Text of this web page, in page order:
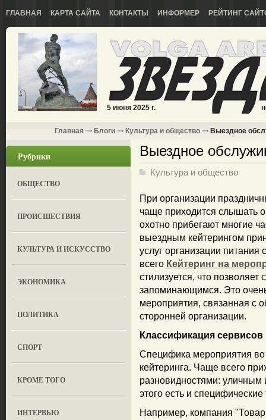
ГЛАВНАЯ КАРТА САЙТА КОНТАКТЫ ИНФОРМЕР РЕЙТИНГ
5 июня 2025 г.
Главная Блоги Культура и общество Выездное
Рубрики
ОБЩЕСТВО
ПРОИСШЕСТВИЯ
КУЛЬТУРА И ИСКУССТВО
ЭКОНОМИКА
ПОЛИТИКА
СПОРТ
КРОМЕ ТОГО
ИНТЕРВЬЮ
Выездное
Культура и общество
При организации
чаще приходится слышать о
охотно прибегают многие
выездным кейтерингом
услуг организации
всего Кейтеринг на
стилизуется, что
запоминающимся. Это очень
мероприятия, связанная с
сторонней организации.
Классификация
Специфика мероприятия во
кейтеринга. Чаще всего
разновидностями:
этого есть и
Например, компания